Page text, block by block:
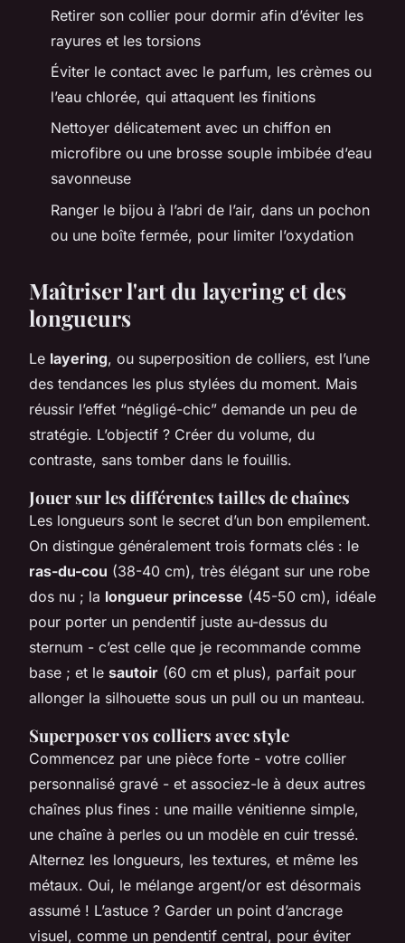
Retirer son collier pour dormir afin d’éviter les
rayures et les torsions
Éviter le contact avec le parfum, les crèmes ou
l’eau chlorée, qui attaquent les finitions
Nettoyer délicatement avec un chiffon en
microfibre ou une brosse souple imbibée d’eau
savonneuse
Ranger le bijou à l’abri de l’air, dans un pochon
ou une boîte fermée, pour limiter l’oxydation
Maîtriser l'art du layering et des
longueurs
Le layering, ou superposition de colliers, est l’une
des tendances les plus stylées du moment. Mais
réussir l’effet “négligé-chic” demande un peu de
stratégie. L’objectif ? Créer du volume, du
contraste, sans tomber dans le fouillis.
Jouer sur les différentes tailles de chaînes
Les longueurs sont le secret d’un bon empilement.
On distingue généralement trois formats clés : le
ras-du-cou (38-40 cm), très élégant sur une robe
dos nu ; la longueur princesse (45-50 cm), idéale
pour porter un pendentif juste au-dessus du
sternum - c’est celle que je recommande comme
base ; et le sautoir (60 cm et plus), parfait pour
allonger la silhouette sous un pull ou un manteau.
Superposer vos colliers avec style
Commencez par une pièce forte - votre collier
personnalisé gravé - et associez-le à deux autres
chaînes plus fines : une maille vénitienne simple,
une chaîne à perles ou un modèle en cuir tressé.
Alternez les longueurs, les textures, et même les
métaux. Oui, le mélange argent/or est désormais
assumé ! L’astuce ? Garder un point d’ancrage
visuel, comme un pendentif central, pour éviter